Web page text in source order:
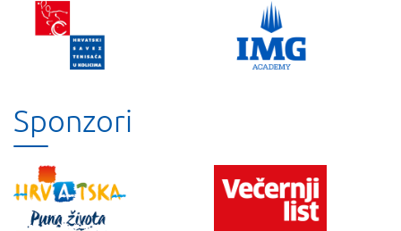
Sponzori